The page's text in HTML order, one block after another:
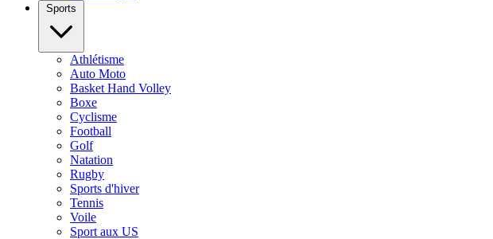
Sports
Athlétisme
Auto Moto
Basket Hand Volley
Boxe
Cyclisme
Football
Golf
Natation
Rugby
Sports d'hiver
Tennis
Voile
Sport aux US